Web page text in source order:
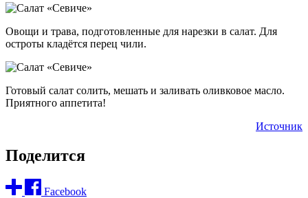
Овощи и трава, подготовленные для нарезки в салат. Для
остроты кладётся перец чили.
Готовый салат солить, мешать и заливать оливковое масло.
Приятного аппетита!
Источник
Поделится
Facebook